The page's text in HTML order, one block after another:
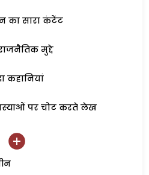
का सारा कंटेंट
मुद्दे
कहानियां
पर चोट करते लेख